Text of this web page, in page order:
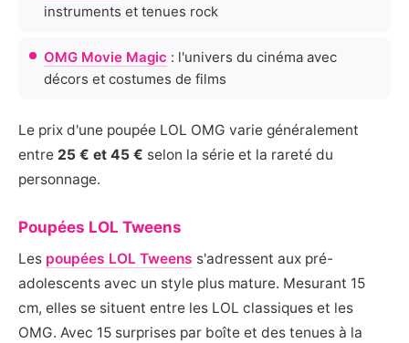
instruments et tenues rock
OMG Movie Magic : l'univers du cinéma avec
décors et costumes de films
Le prix d'une poupée LOL OMG varie généralement
entre 25 € et 45 € selon la série et la rareté du
personnage.
Poupées LOL Tweens
Les poupées LOL Tweens s'adressent aux pré-
adolescents avec un style plus mature. Mesurant 15
cm, elles se situent entre les LOL classiques et les
OMG. Avec 15 surprises par boîte et des tenues à la